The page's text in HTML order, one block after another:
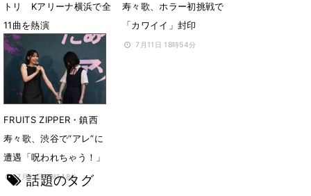
トリ Kアリーナ横浜で全
11曲を熱演
7月14日 16時00分
寿々歌、ホラー初挑戦で
「カワイイ」封印
7月11日 18時54分
FRUITS ZIPPER・鎮西
寿々歌、渋谷で“アレ”に
遭遇「呪われちゃう！」
7月11日 18時48分
話題のタグ